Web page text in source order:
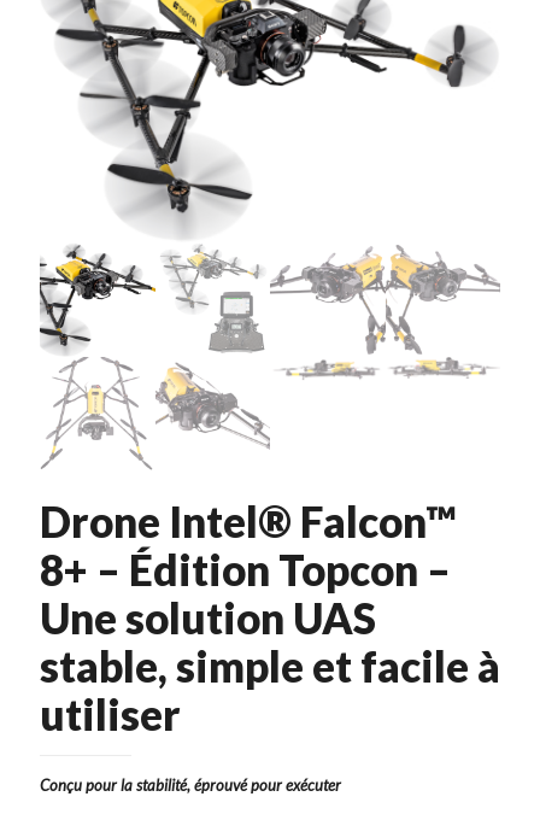
Drone Intel® Falcon™
8+ – Édition Topcon –
Une solution UAS
stable, simple et facile à
utiliser
Conçu pour la stabilité, éprouvé pour exécuter